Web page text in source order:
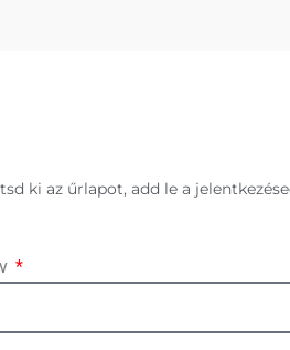
ki az űrlapot, add le a